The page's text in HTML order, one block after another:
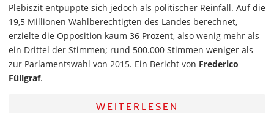
Plebiszit entpuppte sich jedoch als politischer Reinfall. Auf die
19,5 Millionen Wahlberechtigten des Landes berechnet,
erzielte die Opposition kaum 36 Prozent, also wenig mehr als
ein Drittel der Stimmen; rund 500.000 Stimmen weniger als
zur Parlamentswahl von 2015. Ein Bericht von Frederico
Füllgraf.
WEITERLESEN